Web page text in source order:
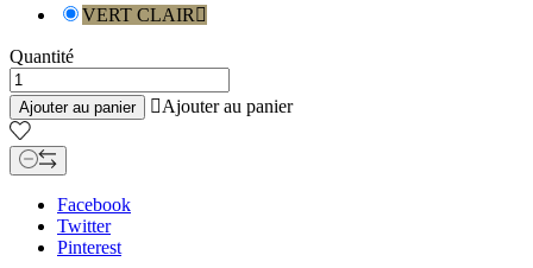
VERT CLAIR 
Quantité
Ajouter au panier Ajouter au panier
Facebook
Twitter
Pinterest